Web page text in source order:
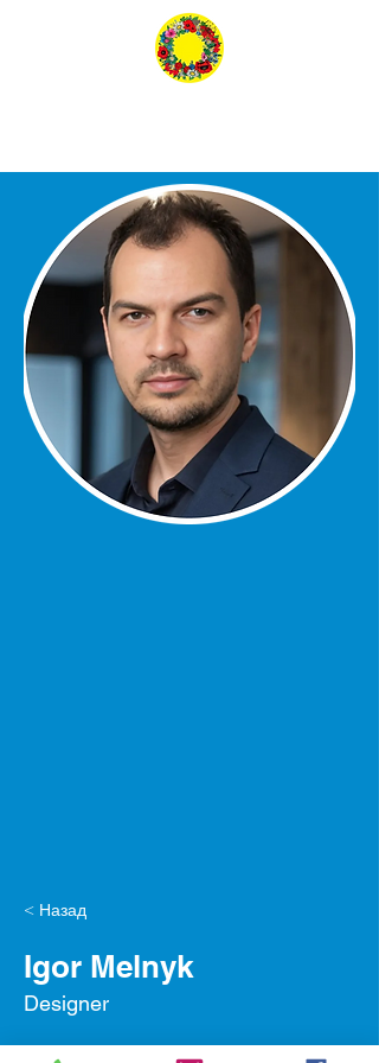
< Назад
Igor Melnyk
Designer
Привіт! Я Ігор. Креативний та